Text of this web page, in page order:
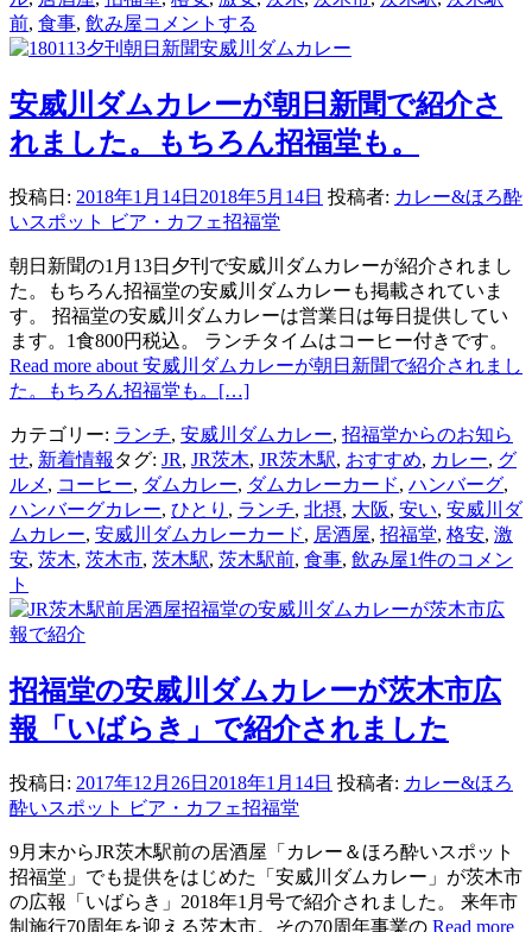
前, 食事, 飲み屋コメントする
安威川ダムカレーが朝日新聞で紹介さ
れました。もちろん招福堂も。
投稿日: 2018年1月14日 2018年5月14日 投稿者: カレー&ほろ酔
いスポット ビア・カフェ招福堂
朝日新聞の1月13日夕刊で安威川ダムカレーが紹介されまし
た。もちろん招福堂の安威川ダムカレーも掲載されていま
す。 招福堂の安威川ダムカレーは営業日は毎日提供してい
ます。1食800円税込。 ランチタイムはコーヒー付きです。
Read more about 安威川ダムカレーが朝日新聞で紹介されまし
た。もちろん招福堂も。 […]
カテゴリー: ランチ, 安威川ダムカレー, 招福堂からのお知ら
せ, 新着情報 タグ: JR, JR茨木, JR茨木駅, おすすめ, カレー, グ
ルメ , コーヒー, ダムカレー, ダムカレーカード, ハンバーグ,
ハンバーグカレー, ひとり , ランチ, 北摂, 大阪, 安い, 安威川ダ
ムカレー, 安威川ダムカレーカード, 居酒屋, 招福堂, 格安, 激
安, 茨木, 茨木市, 茨木駅, 茨木駅前, 食事, 飲み屋1件のコメン
ト
招福堂の安威川ダムカレーが茨木市広
報「いばらき」で紹介されました
投稿日: 2017年12月26日 2018年1月14日 投稿者: カレー&ほろ
酔いスポット ビア・カフェ招福堂
9月末からJR茨木駅前の居酒屋「カレー＆ほろ酔いスポット
招福堂」でも提供をはじめた「安威川ダムカレー」が茨木市
の広報「いばらき」2018年1月号で紹介されました。 来年市
制施行70周年を迎える茨木市。その70周年事業の Read more